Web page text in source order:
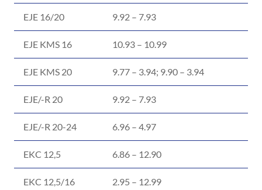
EJE 16/20 9.92 – 7.93
EJE KMS 16 10.93 – 10.99
EJE KMS 20 9.77 – 3.94; 9.90 – 3.94
EJE/-R 20 9.92 – 7.93
EJE/-R 20-24 6.96 – 4.97
EKC 12,5 6.86 – 12.90
EKC 12,5/16 2.95 – 12.99